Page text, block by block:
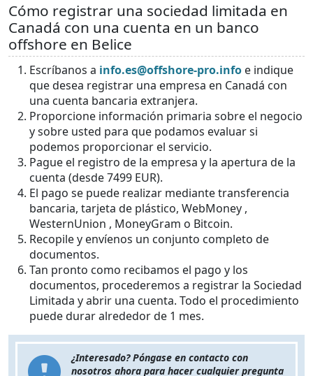
Cómo registrar una sociedad limitada en
Canadá con una cuenta en un banco
offshore en Belice
Escríbanos a info.es@offshore-pro.info e indique
que desea registrar una empresa en Canadá con
una cuenta bancaria extranjera.
Proporcione información primaria sobre el negocio
y sobre usted para que podamos evaluar si
podemos proporcionar el servicio.
Pague el registro de la empresa y la apertura de la
cuenta (desde 7499 EUR).
El pago se puede realizar mediante transferencia
bancaria, tarjeta de plástico, WebMoney ,
WesternUnion , MoneyGram o Bitcoin.
Recopile y envíenos un conjunto completo de
documentos.
Tan pronto como recibamos el pago y los
documentos, procederemos a registrar la Sociedad
Limitada y abrir una cuenta. Todo el procedimiento
puede durar alrededor de 1 mes.
¿Interesado? Póngase en contacto con
nosotros ahora para hacer cualquier pregunta